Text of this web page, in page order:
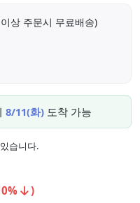
상 주문시 무료배송)
8/11(화) 도착 가능
습니다.
)